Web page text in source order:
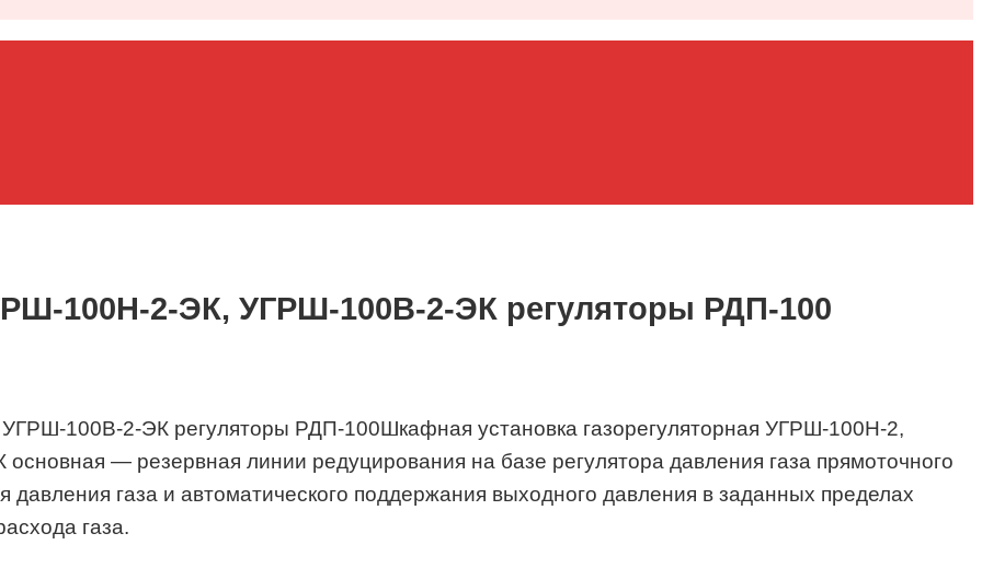
100Н-2-ЭК, УГРШ-100В-2-ЭК регуляторы РДП-100
Шкафная установка газорегуляторная УГРШ-100Н-2,
— резервная линии редуцирования на базе регулятора давления газа прямоточного
газа и автоматического поддержания выходного давления в заданных пределах
газа.